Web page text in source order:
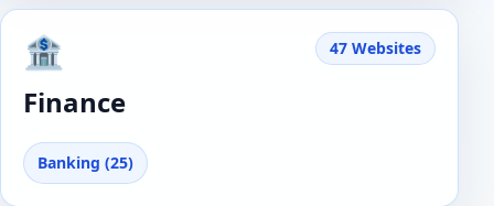
🏦
Finance
47 Websites
Banking (25)